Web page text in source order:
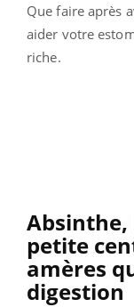
Que faire après
aider votre
riche.
petite
amères
digestion